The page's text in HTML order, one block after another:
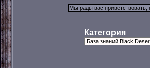
Категория